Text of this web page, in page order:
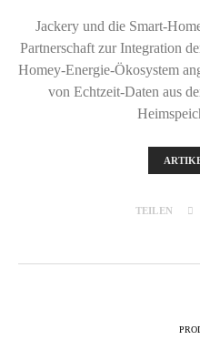
Jackery und die Smart-
Partnerschaft zur Integration
Homey-Energie-Ökosystem
von Echtzeit-Daten aus
TEILEN